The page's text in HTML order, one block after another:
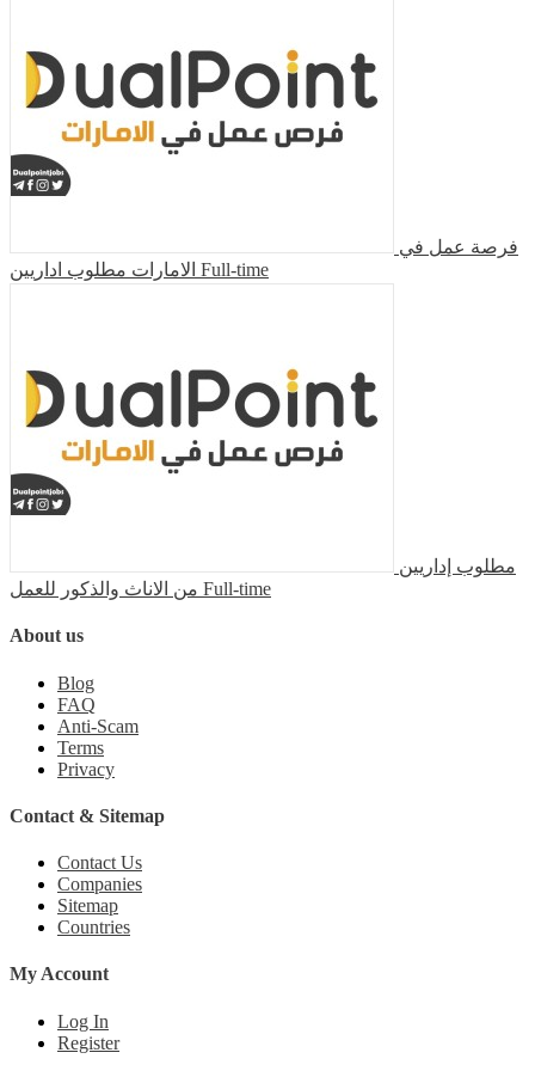
فرصة عمل في
الامارات مطلوب اداريين Full-time
مطلوب إداريين
من الاناث والذكور للعمل Full-time
About us
Blog
FAQ
Anti-Scam
Terms
Privacy
Contact & Sitemap
Contact Us
Companies
Sitemap
Countries
My Account
Log In
Register